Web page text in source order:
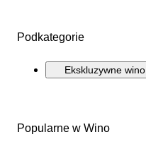
Podkategorie
Ekskluzywne wino
Popularne w Wino